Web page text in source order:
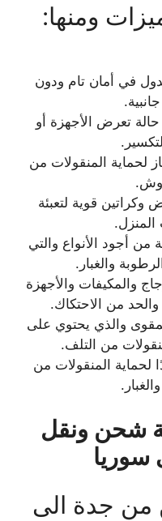
ومنها:
في أمان تام ودون
تعرض الأجهزة أو
لحماية المنقولات من
وكراتين قوية لتعبئة
المنزل.
من أجود الأنواع والتي
والغبار.
والمكيفات والأجهزة
من الاحتكاك.
والذي يحتوي على
من التلف.
لحماية المنقولات من
شحن ونقل
سوريا
جدة الى